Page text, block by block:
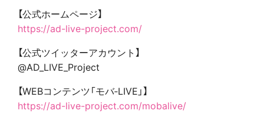
【公式ホームページ】
https://ad-live-project.com/
【公式ツイッターアカウント】
@AD_LIVE_Project
【WEBコンテンツ「モバ‐LIVE」】
https://ad-live-project.com/mobalive/